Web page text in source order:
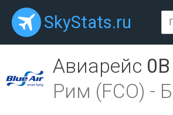
SkyStats.ru
Авиарейс
Рим (FCO) -